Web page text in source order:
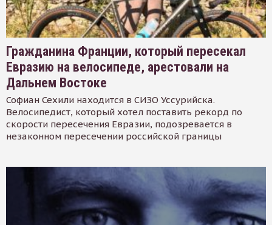
Гражданина Франции, который пересекал
Евразию на велосипеде, арестовали на
Дальнем Востоке
Софиан Сехили находится в СИЗО Уссурийска.
Велосипедист, который хотел поставить рекорд по
скорости пересечения Евразии, подозревается в
незаконном пересечении российской границы